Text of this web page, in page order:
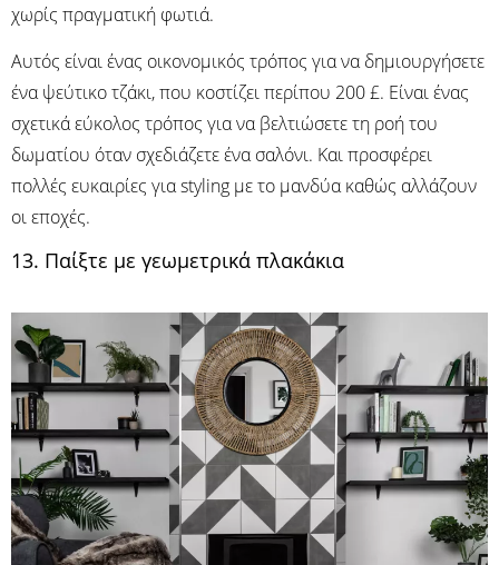
χωρίς πραγματική φωτιά.
Αυτός είναι ένας οικονομικός τρόπος για να δημιουργήσετε
ένα ψεύτικο τζάκι, που κοστίζει περίπου 200 £. Είναι ένας
σχετικά εύκολος τρόπος για να βελτιώσετε τη ροή του
δωματίου όταν σχεδιάζετε ένα σαλόνι. Και προσφέρει
πολλές ευκαιρίες για styling με το μανδύα καθώς αλλάζουν
οι εποχές.
13. Παίξτε με γεωμετρικά πλακάκια